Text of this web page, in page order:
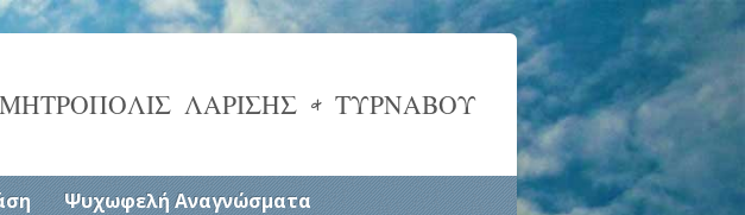
ΛΑΡΙΣΗΣ & ΤΥΡΝΑΒΟΥ
Ψυχωφελή Αναγνώσματα